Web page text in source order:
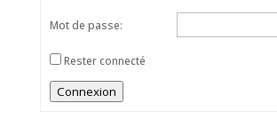
Mot de passe:
Rester connecté
Alternative:
Connexion